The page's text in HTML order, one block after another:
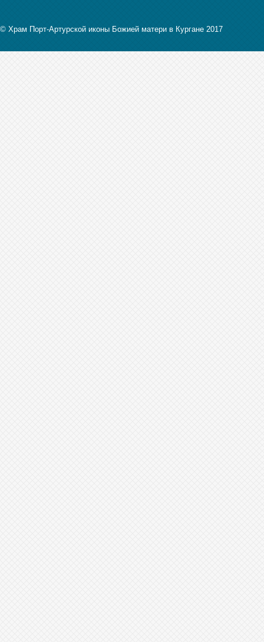
© Храм Порт-Артурской иконы Божией матери в Кургане 2017